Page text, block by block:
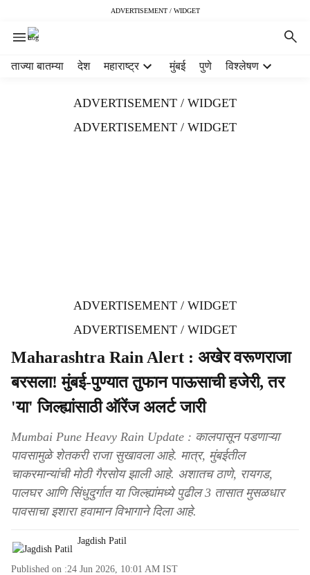
ADVERTISEMENT / WIDGET
ताज्या बातम्या देश महाराष्ट्र मुंबई पुणे विश्लेषण
ADVERTISEMENT / WIDGET
ADVERTISEMENT / WIDGET
ADVERTISEMENT / WIDGET
ADVERTISEMENT / WIDGET
Maharashtra Rain Alert : अखेर वरूणराजा
बरसला! मुंबई-पुण्यात तुफान पाऊसाची हजेरी, तर
'या' जिल्ह्यांसाठी ऑरेंज अलर्ट जारी
Mumbai Pune Heavy Rain Update : कालपासून पडणाऱ्या
पावसामुळे शेतकरी राजा सुखावला आहे. मात्र, मुंबईतील
चाकरमान्यांची मोठी गैरसोय झाली आहे. अशातच ठाणे, रायगड,
पालघर आणि सिंधुदुर्गात या जिल्ह्यांमध्ये पुढील 3 तासात मुसळधार
पावसाचा इशारा हवामान विभागाने दिला आहे.
Jagdish Patil
Published on :24 Jun 2026, 10:01 AM IST